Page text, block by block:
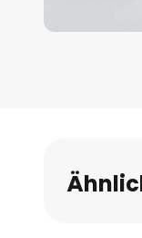
Bildgalerie
springen